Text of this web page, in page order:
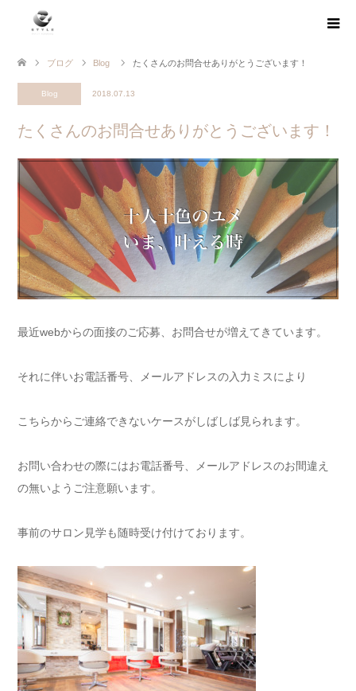
ブログ Blog たくさんのお問合せありがとうございます！
Blog 2018.07.13
たくさんのお問合せありがとうございます！
最近webからの面接のご応募、お問合せが増えてきています。
それに伴いお電話番号、メールアドレスの入力ミスにより
こちらからご連絡できないケースがしばしば見られます。
お問い合わせの際にはお電話番号、メールアドレスのお間違え
の無いようご注意願います。
事前のサロン見学も随時受け付けております。